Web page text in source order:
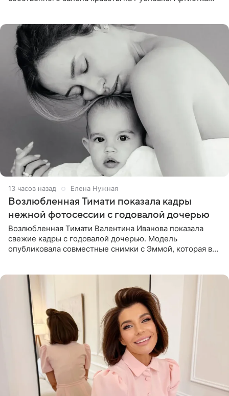
13 часов назад Елена Нужная
Возлюбленная Тимати показала кадры
нежной фотосессии с годовалой дочерью
Возлюбленная Тимати Валентина Иванова показала
свежие кадры с годовалой дочерью. Модель
опубликовала совместные снимки с Эммой, которая в